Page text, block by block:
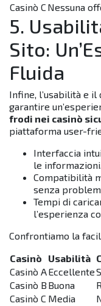
Casinò C Nessuna
5.
Sito:
Fluida
Infine, l’usabilità e
garantire
frodi nei casinò
piattaforma user-
Interfaccia
le informazioni.
Compatibilità
senza
Tempi di
l’esperienza
Confrontiamo la
Casinò
Usabilità
Casinò AEccellente
Casinò B Buona
Casinò C Media